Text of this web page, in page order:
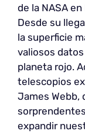
de la NASA
Desde su
la superficie
valiosos
planeta rojo.
telescopios
James Webb,
expandir